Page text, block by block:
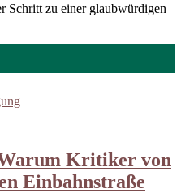
Schritt zu einer glaubwürdigen
Kritiker von
Einbahnstraße